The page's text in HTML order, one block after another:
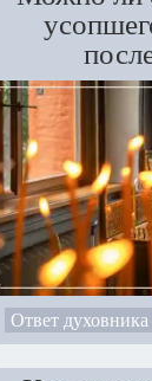
Ответ духовника